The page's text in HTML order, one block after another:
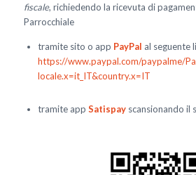
fiscale, richiedendo la ricevuta di
Parrocchiale
tramite sito o app PayPal al seguente
https://www.paypal.com/paypalme/
locale.x=it_IT&country.x=IT
tramite app Satispay scansionando il